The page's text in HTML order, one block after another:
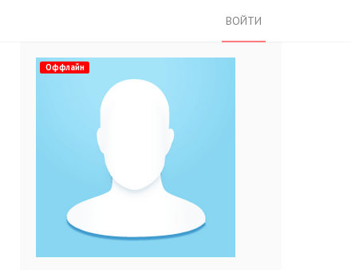
ВОЙТИ
Оффлайн